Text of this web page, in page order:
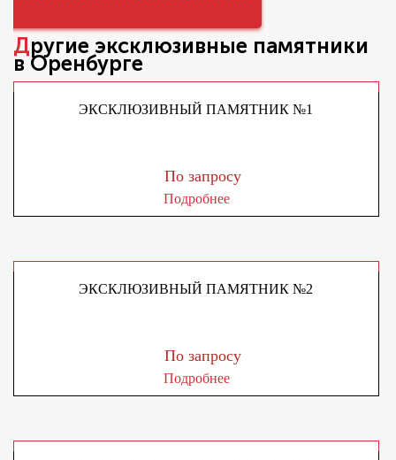
Другие эксклюзивные памятники
в Оренбурге
ЭКСКЛЮЗИВНЫЙ ПАМЯТНИК №1
По запросу
Подробнее
ЭКСКЛЮЗИВНЫЙ ПАМЯТНИК №2
По запросу
Подробнее